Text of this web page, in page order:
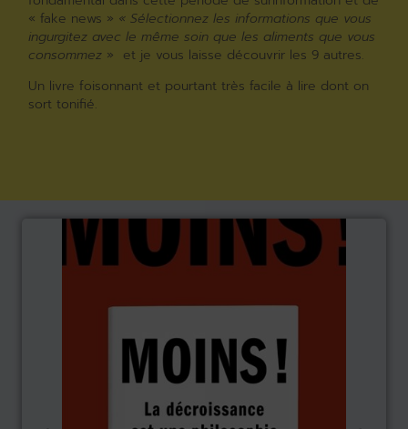
« fake news » « Sélectionnez les informations que vous
ingurgitez avec le même soin que les aliments que vous
consommez » et je vous laisse découvrir les 9 autres.
Un livre foisonnant et pourtant très facile à lire dont on
sort tonifié.